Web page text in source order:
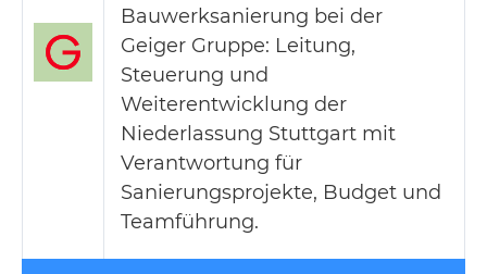
Bauwerksanierung bei der
Geiger Gruppe: Leitung,
Steuerung und
Weiterentwicklung der
Niederlassung Stuttgart mit
Verantwortung für
Sanierungsprojekte, Budget und
Teamführung.